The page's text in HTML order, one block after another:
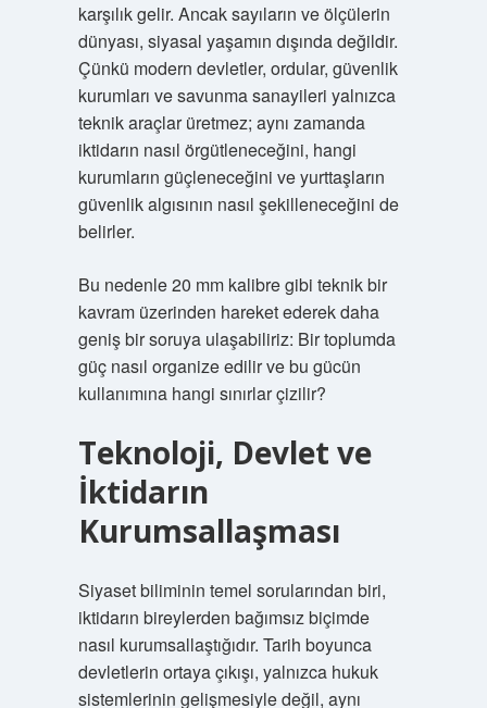
karşılık gelir. Ancak sayıların ve ölçülerin
dünyası, siyasal yaşamın dışında değildir.
Çünkü modern devletler, ordular, güvenlik
kurumları ve savunma sanayileri yalnızca
teknik araçlar üretmez; aynı zamanda
iktidarın nasıl örgütleneceğini, hangi
kurumların güçleneceğini ve yurttaşların
güvenlik algısının nasıl şekilleneceğini de
belirler.
Bu nedenle 20 mm kalibre gibi teknik bir
kavram üzerinden hareket ederek daha
geniş bir soruya ulaşabiliriz: Bir toplumda
güç nasıl organize edilir ve bu gücün
kullanımına hangi sınırlar çizilir?
Teknoloji, Devlet ve
İktidarın
Kurumsallaşması
Siyaset biliminin temel sorularından biri,
iktidarın bireylerden bağımsız biçimde
nasıl kurumsallaştığıdır. Tarih boyunca
devletlerin ortaya çıkışı, yalnızca hukuk
sistemlerinin gelişmesiyle değil, aynı